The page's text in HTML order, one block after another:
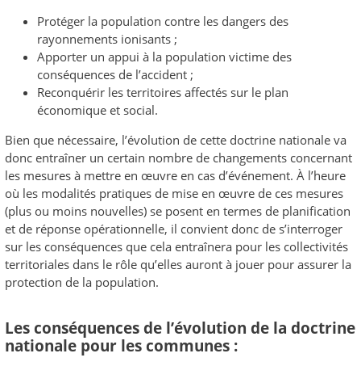
Protéger la population contre les dangers des
rayonnements ionisants ;
Apporter un appui à la population victime des
conséquences de l’accident ;
Reconquérir les territoires affectés sur le plan
économique et social.
Bien que nécessaire, l’évolution de cette doctrine nationale va
donc entraîner un certain nombre de changements concernant
les mesures à mettre en œuvre en cas d’événement. À l’heure
où les modalités pratiques de mise en œuvre de ces mesures
(plus ou moins nouvelles) se posent en termes de planification
et de réponse opérationnelle, il convient donc de s’interroger
sur les conséquences que cela entraînera pour les collectivités
territoriales dans le rôle qu’elles auront à jouer pour assurer la
protection de la population.
Les conséquences de l’évolution de la doctrine
nationale pour les communes :